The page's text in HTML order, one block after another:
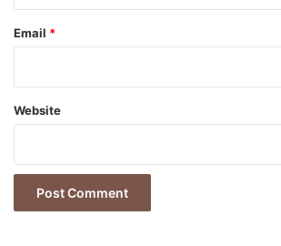
Email *
Website